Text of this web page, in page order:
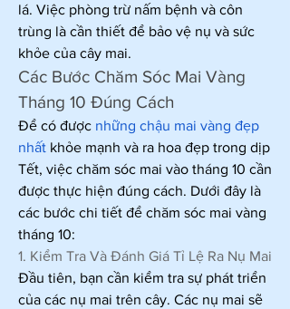
lá. Việc phòng trừ nấm bệnh và côn
trùng là cần thiết để bảo vệ nụ và sức
khỏe của cây mai.
Các Bước Chăm Sóc Mai Vàng
Tháng 10 Đúng Cách
Để có được những chậu mai vàng đẹp
nhất khỏe mạnh và ra hoa đẹp trong dịp
Tết, việc chăm sóc mai vào tháng 10 cần
được thực hiện đúng cách. Dưới đây là
các bước chi tiết để chăm sóc mai vàng
tháng 10:
1. Kiểm Tra Và Đánh Giá Tỉ Lệ Ra Nụ Mai
Đầu tiên, bạn cần kiểm tra sự phát triển
của các nụ mai trên cây. Các nụ mai sẽ